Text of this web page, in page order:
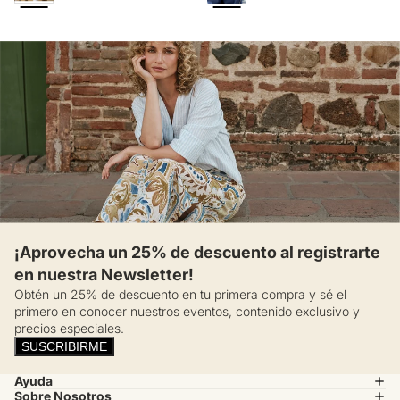
¡Aprovecha un 25% de descuento al registrarte
en nuestra Newsletter!
Obtén un 25% de descuento en tu primera compra y sé el
primero en conocer nuestros eventos, contenido exclusivo y
precios especiales.
SUSCRIBIRME
Ayuda
Sobre Nosotros